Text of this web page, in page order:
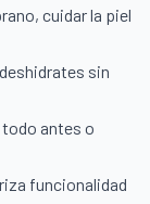
cuidar la piel
sin
antes o
funcionalidad